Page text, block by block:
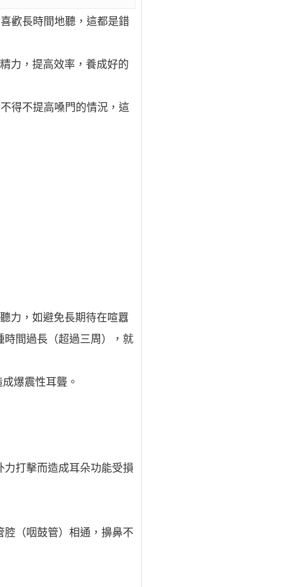
歡長時間地聽，這都是錯
力，提高效率，養成好的
得不提高嗓門的情況，這
力，如避免長期待在喧囂
間過長（超過三周），就
爆震性耳聾。
打擊而造成耳朵功能受損
（咽鼓管）相通，擤鼻不